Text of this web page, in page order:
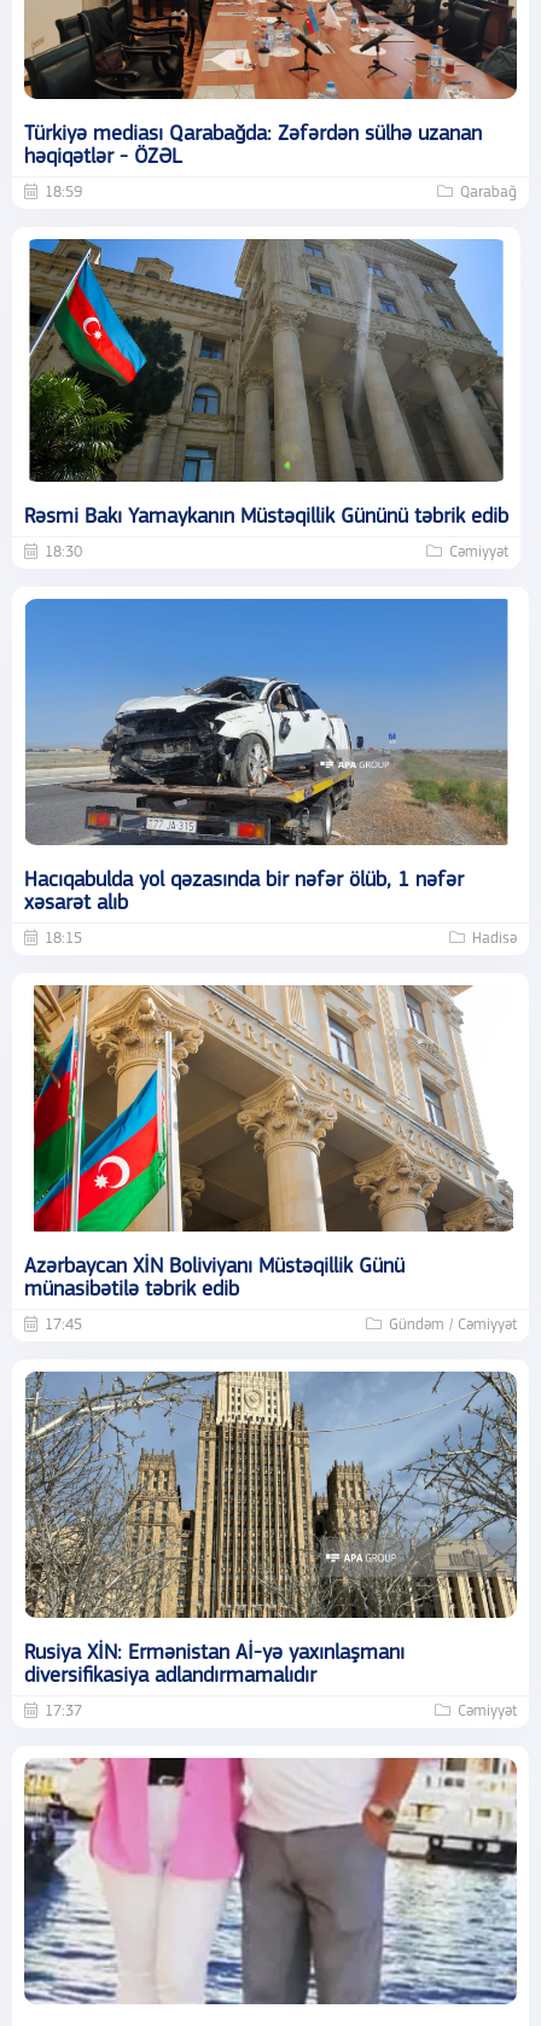
Türkiyə mediası Qarabağda: Zəfərdən sülhə uzanan
həqiqətlər - ÖZƏL
18:59 Qarabağ
Rəsmi Bakı Yamaykanın Müstəqillik Gününü təbrik edib
18:30 Cəmiyyət
Hacıqabulda yol qəzasında bir nəfər ölüb, 1 nəfər
xəsarət alıb
18:15 Hadisə
Azərbaycan XİN Boliviyanı Müstəqillik Günü
münasibətilə təbrik edib
17:45 Gündəm / Cəmiyyət
Rusiya XİN: Ermənistan Aİ-yə yaxınlaşmanı
diversifikasiya adlandırmamalıdır
17:37 Cəmiyyət